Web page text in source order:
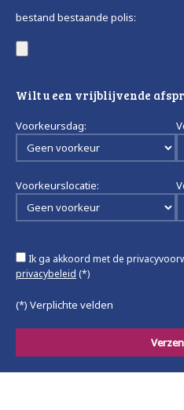
bestand bestaande polis:
Wilt u een vrijblijvende
Voorkeursdag:
Voorkeurslocatie:
Ik ga akkoord met de
privacybeleid (*)
(*) Verplichte velden